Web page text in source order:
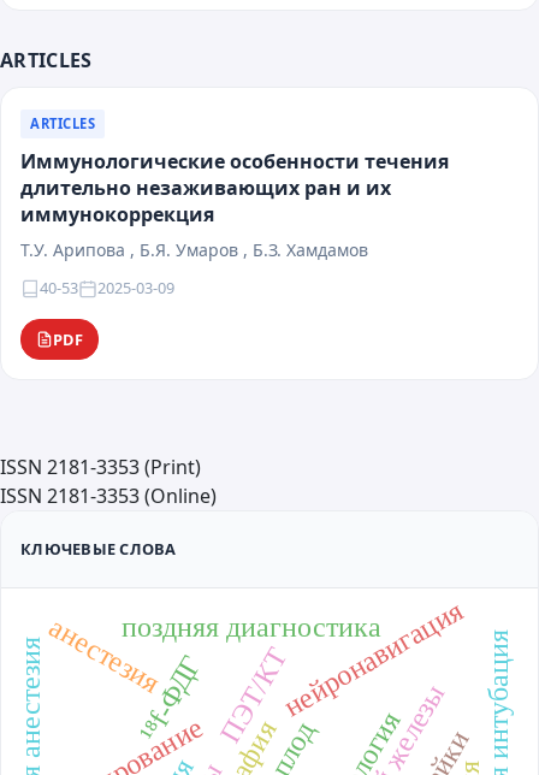
ARTICLES
ARTICLES
Иммунологические особенности течения
длительно незаживающих ран и их
иммунокоррекция
Т.У. Арипова , Б.Я. Умаров , Б.З. Хамдамов
40-53 2025-03-09
PDF
ISSN 2181-3353 (Print)
ISSN 2181-3353 (Online)
КЛЮЧЕВЫЕ СЛОВА
ПЭТ/КТ
¹⁸f-ФДГ нейронавигация
поздняя диагностика
плод
анестезия